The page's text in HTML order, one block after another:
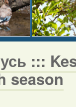
:::
season